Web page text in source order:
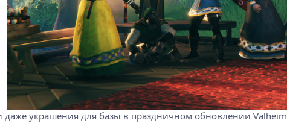
украшения для базы в праздничном обновлении Valheim